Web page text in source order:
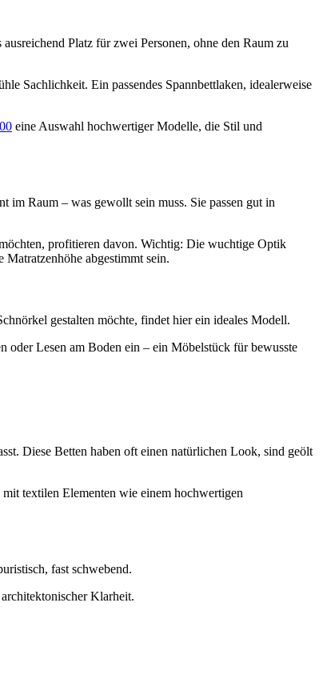
Platz für zwei Personen, ohne den Raum zu
Sachlichkeit. Ein passendes Spannbettlaken, idealerweise
eine Auswahl hochwertiger Modelle, die Stil und
Raum – was gewollt sein muss. Sie passen gut in
profitieren davon. Wichtig: Die wuchtige Optik
abgestimmt sein.
gestalten möchte, findet hier ein ideales Modell.
oder Lesen am Boden ein – ein Möbelstück für bewusste
Diese Betten haben oft einen natürlichen Look, sind geölt
textilen Elementen wie einem hochwertigen
fast schwebend.
Klarheit.